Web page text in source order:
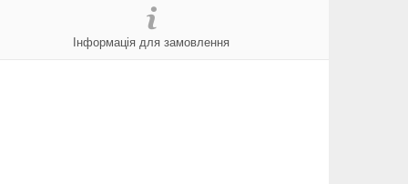
Інформація для замовлення